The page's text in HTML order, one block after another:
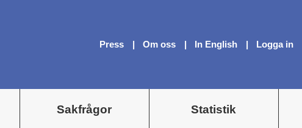
Press Om oss In English Logga in
Sakfrågor Statistik